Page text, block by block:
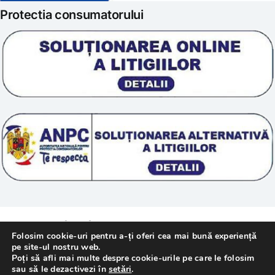
Scoala „Sanatate 5D”
Tratamente naturale
Prelucrarea datelor
Termeni si conditii
Politica cookie
Protectia consumatorului
© 2011 – [year] Fundatia Simile. Toate drepturile
rezervate.
Folosim cookie-uri pentru a-ți oferi cea mai bună experiență
pe site-ul nostru web.
Poți să afli mai multe despre cookie-urile pe care le folosim
sau să le dezactivezi în setări.